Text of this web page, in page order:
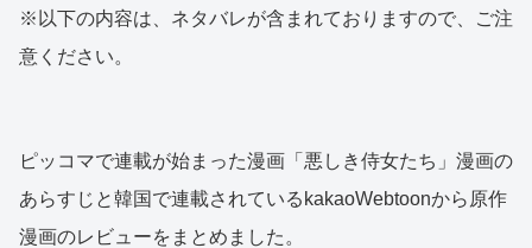
※以下の内容は、ネタバレが含まれておりますので、ご注
意ください。
ピッコマで連載が始まった漫画「悪しき侍女たち」漫画の
あらすじと韓国で連載されているkakaoWebtoonから原作
漫画のレビューをまとめました。